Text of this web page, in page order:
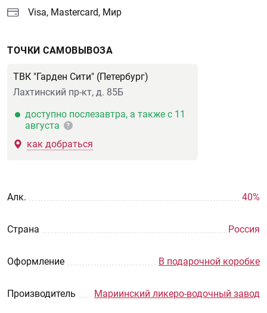
Visa, Mastercard, Мир
ТОЧКИ САМОВЫВОЗА
ТВК "Гарден Сити" (Петербург)
Лахтинский пр-кт, д. 85Б
доступно послезавтра, а также с 11
августа
?
как добраться
Aлк. 40%
Страна Россия
Оформление В подарочной коробке
Производитель Мариинский ликеро-водочный завод